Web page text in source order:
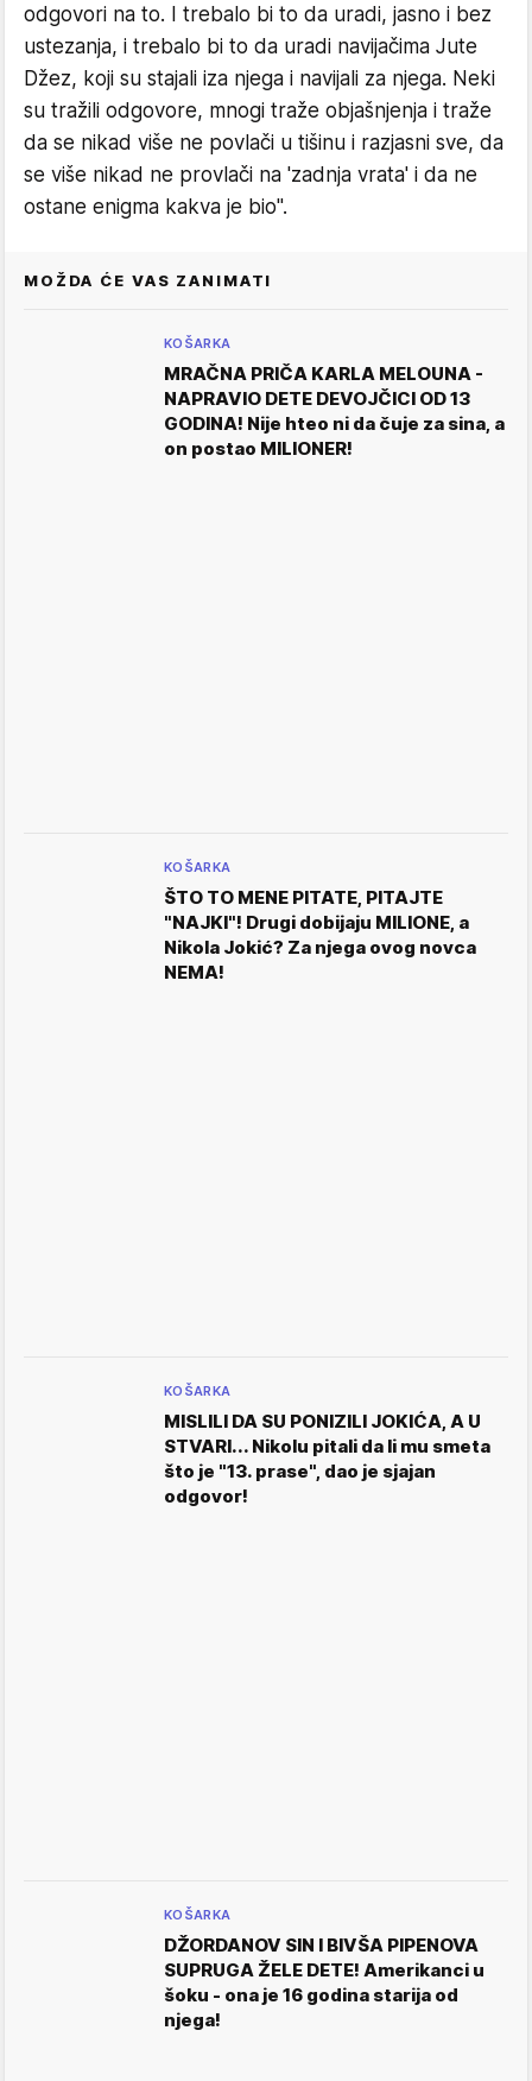
odgovori na to. I trebalo bi to da uradi, jasno i bez
ustezanja, i trebalo bi to da uradi navijačima Jute
Džez, koji su stajali iza njega i navijali za njega. Neki
su tražili odgovore, mnogi traže objašnjenja i traže
da se nikad više ne povlači u tišinu i razjasni sve, da
se više nikad ne provlači na 'zadnja vrata' i da ne
ostane enigma kakva je bio".
MOŽDA ĆE VAS ZANIMATI
KOŠARKA
MRAČNA PRIČA KARLA MELOUNA -
NAPRAVIO DETE DEVOJČICI OD 13
GODINA! Nije hteo ni da čuje za sina, a
on postao MILIONER!
KOŠARKA
ŠTO TO MENE PITATE, PITAJTE
"NAJKI"! Drugi dobijaju MILIONE, a
Nikola Jokić? Za njega ovog novca
NEMA!
KOŠARKA
MISLILI DA SU PONIZILI JOKIĆA, A U
STVARI... Nikolu pitali da li mu smeta
što je "13. prase", dao je sjajan
odgovor!
KOŠARKA
DŽORDANOV SIN I BIVŠA PIPENOVA
SUPRUGA ŽELE DETE! Amerikanci u
šoku - ona je 16 godina starija od
njega!